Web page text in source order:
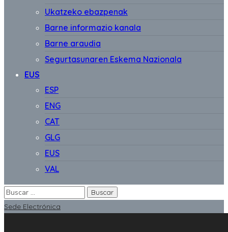
Ukatzeko ebazpenak
Barne informazio kanala
Barne araudia
Segurtasunaren Eskema Nazionala
EUS
ESP
ENG
CAT
GLG
EUS
VAL
Sede Electrónica